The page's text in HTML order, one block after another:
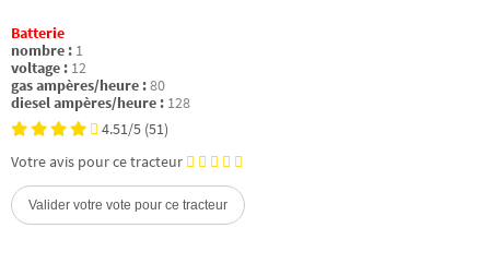
Batterie
nombre : 1
voltage : 12
gas ampères/heure :80
diesel ampères/heure : 128
4.51/5 (51)
Votre avis pour ce tracteur